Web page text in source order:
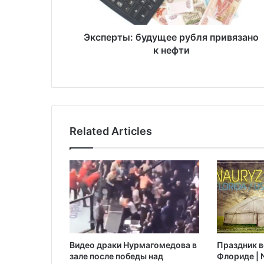
щ
у
б
л
я
п
р
и
в
з
а
Эксперты: будущее рубля привязано
к нефти
Related Articles
Видео драки Нурмагомедова в
зале после победы над
Праздник
Флориде |